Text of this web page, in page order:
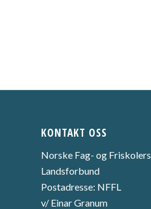
KONTAKT OSS
Norske Fag- og Friskolers
Landsforbund
Postadresse: NFFL
v/ Einar Granum